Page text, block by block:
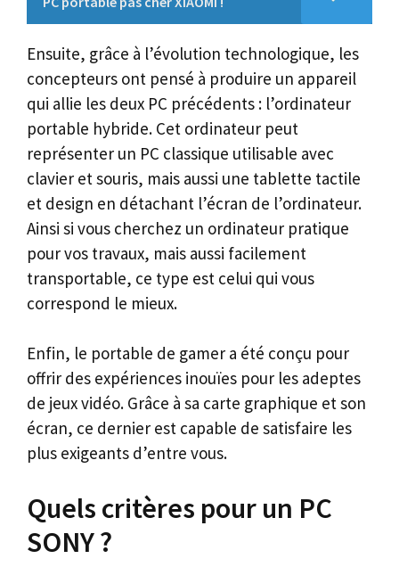
Ensuite, grâce à l’évolution technologique, les
concepteurs ont pensé à produire un appareil
qui allie les deux PC précédents : l’ordinateur
portable hybride. Cet ordinateur peut
représenter un PC classique utilisable avec
clavier et souris, mais aussi une tablette tactile
et design en détachant l’écran de l’ordinateur.
Ainsi si vous cherchez un ordinateur pratique
pour vos travaux, mais aussi facilement
transportable, ce type est celui qui vous
correspond le mieux.
Enfin, le portable de gamer a été conçu pour
offrir des expériences inouïes pour les adeptes
de jeux vidéo. Grâce à sa carte graphique et son
écran, ce dernier est capable de satisfaire les
plus exigeants d’entre vous.
Quels critères pour un PC
SONY ?